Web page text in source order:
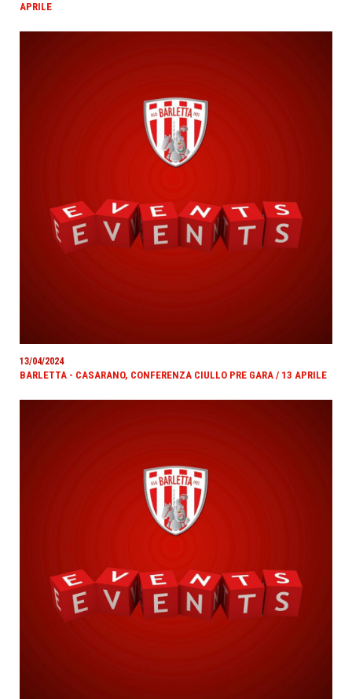
APRILE
13/04/2024
BARLETTA - CASARANO, CONFERENZA CIULLO PRE GARA / 13 APRILE